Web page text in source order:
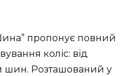
пропонує повний
коліс: від
шин. Розташований у